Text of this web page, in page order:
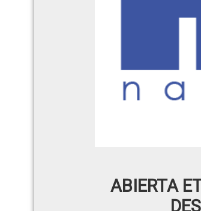
ABIERTA